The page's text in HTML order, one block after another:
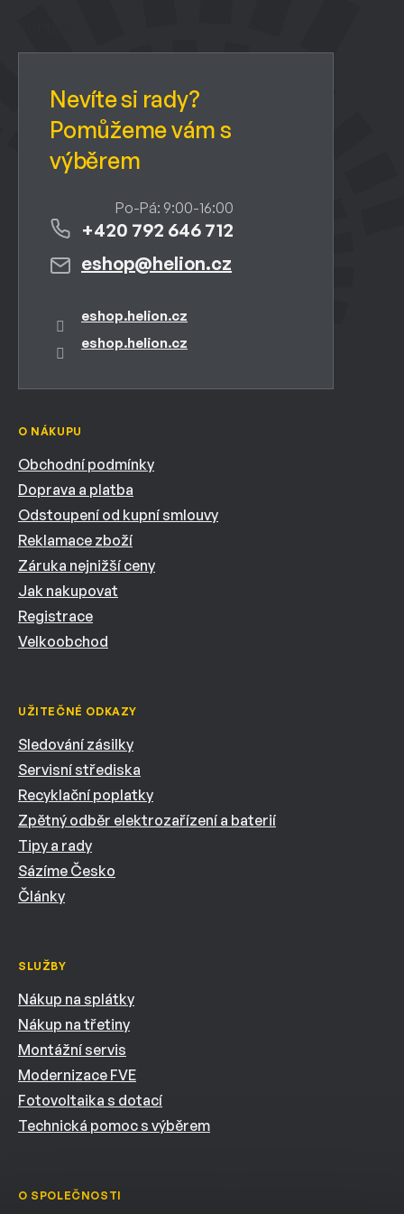
eshop@helion.cz
+420 792 646 712
eshop.helion.cz
eshop.helion.cz
O NÁKUPU
Obchodní podmínky
Doprava a platba
Odstoupení od kupní smlouvy
Reklamace zboží
Záruka nejnižší ceny
Jak nakupovat
Registrace
Velkoobchod
UŽITEČNÉ ODKAZY
Sledování zásilky
Servisní střediska
Recyklační poplatky
Zpětný odběr elektrozařízení a baterií
Tipy a rady
Sázíme Česko
Články
SLUŽBY
Nákup na splátky
Nákup na třetiny
Montážní servis
Modernizace FVE
Fotovoltaika s dotací
Technická pomoc s výběrem
O SPOLEČNOSTI